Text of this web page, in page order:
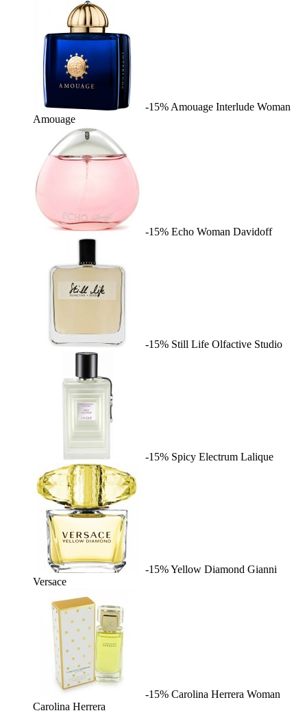
-15% Amouage Interlude Woman
Amouage
-15% Echo Woman Davidoff
-15% Still Life Olfactive Studio
-15% Spicy Electrum Lalique
-15%Yellow Diamond Gianni
Versace
-15% Carolina Herrera Woman
Carolina Herrera